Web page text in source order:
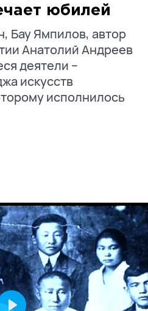
юбилей
Бау Ямпилов, автор
Анатолий Андреев
деятели –
искусств
исполнилось